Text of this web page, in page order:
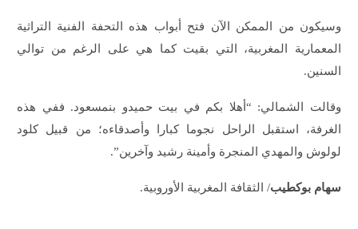
وسيكون من الممكن الآن فتح أبواب هذه التحفة الفنية التراثية
المعمارية المغربية، التي بقيت كما هي على الرغم من توالي
السنين.
وقالت الشمالي: “أهلا بكم في بيت حميدو بنمسعود. ففي هذه
الغرفة، استقبل الراحل نجوما كبارا وأصدقاءه؛ من قبيل كلود
لولوش والمهدي المنجرة وأمينة رشيد وآخرين”.
سهام بوكطيب/ الثقافة المغربية الأوروبية.